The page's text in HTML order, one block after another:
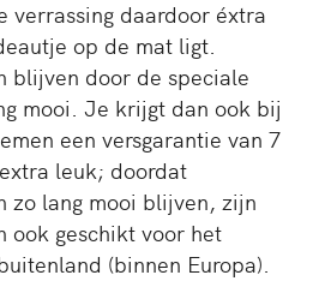
verrassing daardoor éxtra
op de mat ligt.
blijven door de speciale
mooi. Je krijgt dan ook bij
een versgarantie van 7
leuk; doordat
zo lang mooi blijven, zijn
ook geschikt voor het
(binnen Europa).